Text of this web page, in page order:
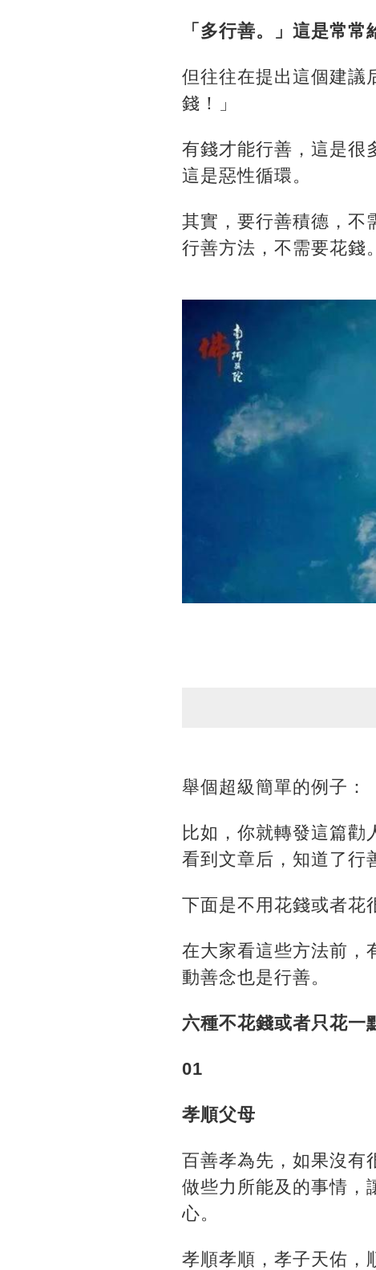
「多行善。」這是常常
但往往在提出這個建議
錢！」
有錢才能行善，這是很
這是惡性循環。
其實，要行善積德，不
行善方法，不需要花錢。
舉個超級簡單的例子：
比如，你就轉發這篇勸
看到文章后，知道了行
下面是不用花錢或者花
在大家看這些方法前，
動善念也是行善。
六種不花錢或者只花一
01
孝順父母
百善孝為先，如果沒有
做些力所能及的事情，
心。
孝順孝順，孝子天佑，